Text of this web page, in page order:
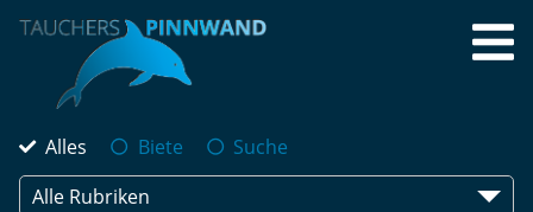
Alles Biete
Suche
Alle Rubriken